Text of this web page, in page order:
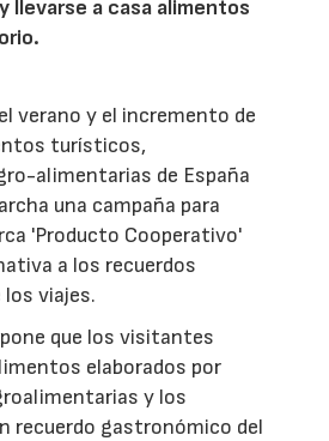
llevarse a casa alimentos
verano y el incremento de
turísticos,
alimentarias de España
una campaña para
'Producto Cooperativo'
a los recuerdos
viajes.
que los visitantes
elaborados por
y los
recuerdo gastronómico del